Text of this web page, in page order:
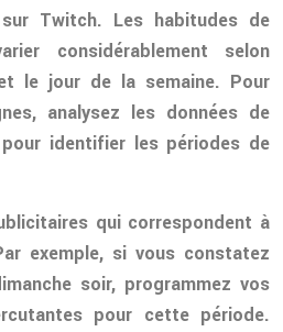
Twitch. Les habitudes de
considérablement selon
le jour de la semaine. Pour
analysez les données de
identifier les périodes de
qui correspondent à
exemple, si vous constatez
soir, programmez vos
pour cette période.